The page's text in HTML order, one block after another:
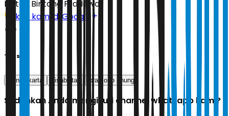
Editor: Bintang Pradewo
Ikuti kami di Google
Tags
transjakarta disabilitas pramono anung
Sudahkah Anda mengikuti channel whatsapp kami?